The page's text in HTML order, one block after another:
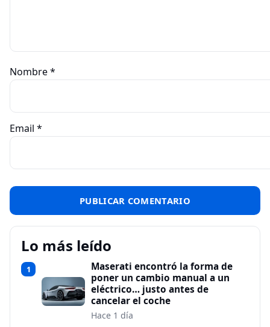
Nombre*
Email *
Lo más leído
1
Maserati encontró la forma de
poner un cambio manual a un
eléctrico… justo antes de
cancelar el coche
Hace 1 día